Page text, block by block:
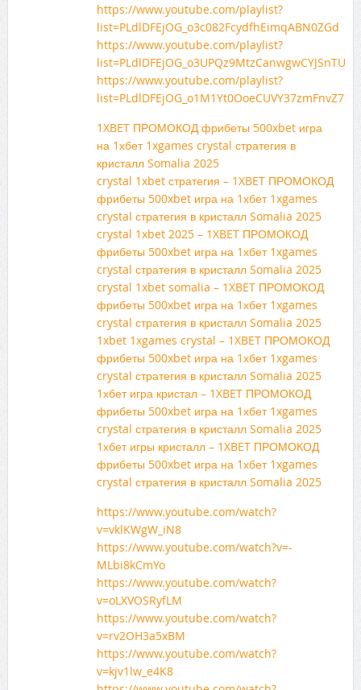
https://www.youtube.com/playlist?
list=PLdlDFEjOG_o3c082FcydfhEimqABN0ZGd
https://www.youtube.com/playlist?
list=PLdlDFEjOG_o3UPQz9MtzCanwgwCYJSnTU
https://www.youtube.com/playlist?
list=PLdlDFEjOG_o1M1Yt0OoeCUVY37zmFnvZ7
1XBET ПРОМОКОД фрибеты 500xbet игра
на 1хбет 1xgames crystal стратегия в
кристалл Somalia 2025
crystal 1xbet стратегия – 1XBET ПРОМОКОД
фрибеты 500xbet игра на 1хбет 1xgames
crystal стратегия в кристалл Somalia 2025
crystal 1xbet 2025 – 1XBET ПРОМОКОД
фрибеты 500xbet игра на 1хбет 1xgames
crystal стратегия в кристалл Somalia 2025
crystal 1xbet somalia – 1XBET ПРОМОКОД
фрибеты 500xbet игра на 1хбет 1xgames
crystal стратегия в кристалл Somalia 2025
1xbet 1xgames crystal – 1XBET ПРОМОКОД
фрибеты 500xbet игра на 1хбет 1xgames
crystal стратегия в кристалл Somalia 2025
1хбет игра кристал – 1XBET ПРОМОКОД
фрибеты 500xbet игра на 1хбет 1xgames
crystal стратегия в кристалл Somalia 2025
1хбет игры кристалл – 1XBET ПРОМОКОД
фрибеты 500xbet игра на 1хбет 1xgames
crystal стратегия в кристалл Somalia 2025
https://www.youtube.com/watch?
v=vklKWgW_iN8
https://www.youtube.com/watch?v=-
MLbi8kCmYo
https://www.youtube.com/watch?
v=oLXVOSRyfLM
https://www.youtube.com/watch?
v=rv2OH3a5xBM
https://www.youtube.com/watch?
v=kjv1lw_e4K8